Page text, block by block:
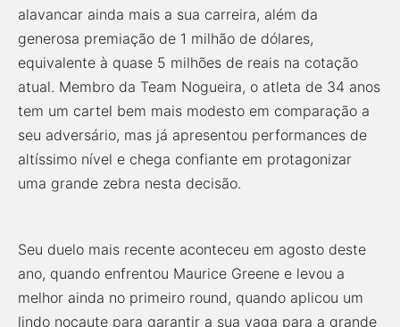
alavancar ainda mais a sua carreira, além da
generosa premiação de 1 milhão de dólares,
equivalente à quase 5 milhões de reais na cotação
atual. Membro da Team Nogueira, o atleta de 34 anos
tem um cartel bem mais modesto em comparação a
seu adversário, mas já apresentou performances de
altíssimo nível e chega confiante em protagonizar
uma grande zebra nesta decisão.
Seu duelo mais recente aconteceu em agosto deste
ano, quando enfrentou Maurice Greene e levou a
melhor ainda no primeiro round, quando aplicou um
lindo nocaute para garantir a sua vaga para a grande